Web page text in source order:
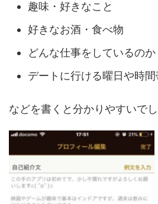
趣味・好きなこと
好きなお酒・食べ物
どんな仕事をしているのか
デートに行ける曜日や時間
などを書くと分かりやすいで